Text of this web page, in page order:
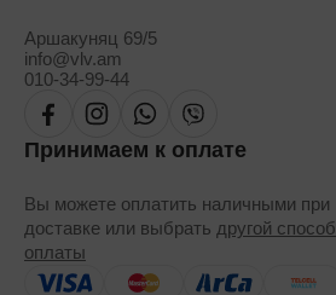
Аршакуняц 69/5
info@vlv.am
010-34-99-44
Принимаем к оплате
Вы можете оплатить наличными при
доставке или выбрать другой способ
оплаты